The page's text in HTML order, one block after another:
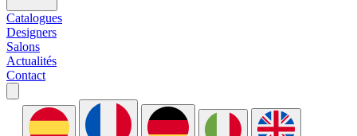
Catalogues
Designers
Salons
Actualités
Contact